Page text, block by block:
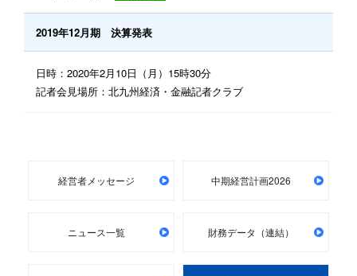
2019年12月期 決算発表
日時：2020年2月10日（月）15時30分
記者会見場所：北九州経済・金融記者クラブ
経営者メッセージ 中期経営計画2026
ニュース一覧 財務データ（連結）